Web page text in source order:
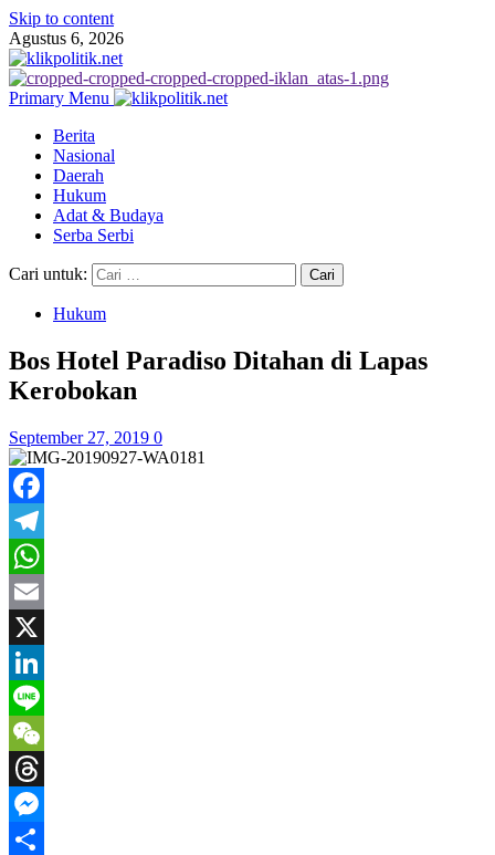
Skip to content
Agustus 6, 2026
Primary Menu
Berita
Nasional
Daerah
Hukum
Adat & Budaya
Serba Serbi
Cari untuk:
Hukum
Bos Hotel Paradiso Ditahan di Lapas
Kerobokan
September 27, 2019 0
Facebook
Telegram
WhatsApp
Email
X
LinkedIn
Line
WeChat
Threads
Messenger